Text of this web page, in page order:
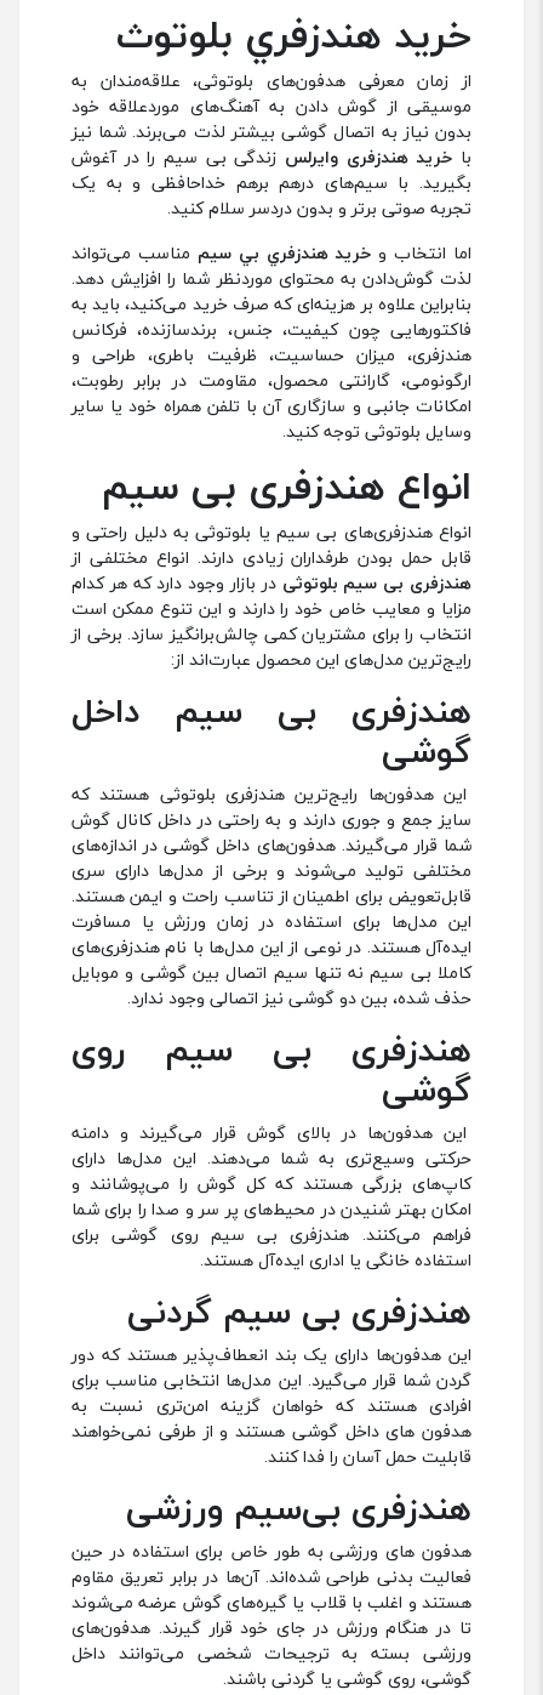
خريد هندزفري بلوتوث
از زمان معرفی هدفون‌های بلوتوثی، علاقه‌مندان به
موسیقی از گوش دادن به آهنگ‌های موردعلاقه خود
بدون نیاز به اتصال گوشی بیشتر لذت می‌برند. شما نیز
با خرید هندزفری وایرلس زندگی بی سیم را در آغوش
بگیرید. با سیم‌های درهم برهم خداحافظی و به یک
تجربه صوتی برتر و بدون دردسر سلام کنید.
اما انتخاب و خريد هندزفري بي سيم مناسب می‌تواند
لذت گوش‌دادن به محتوای موردنظر شما را افزایش دهد.
بنابراین علاوه بر هزینه‌ای که صرف خرید می‌کنید، باید به
فاکتورهایی چون کیفیت، جنس، برندسازنده، فرکانس
هندزفری، میزان حساسیت، ظرفیت باطری، طراحی و
ارگونومی، گارانتی محصول، مقاومت در برابر رطوبت،
امکانات جانبی و سازگاری آن با تلفن همراه خود یا سایر
وسایل بلوتوثی توجه کنید.
انواع هندزفری بی سیم
انواع هندزفری‌های بی سیم یا بلوتوثی به دلیل راحتی و
قابل حمل بودن طرفداران زیادی دارند. انواع مختلفی از
هندزفری بی سیم بلوتوثیدر بازار وجود دارد که هر کدام
مزایا و معایب خاص خود را دارند و این تنوع ممکن است
انتخاب را برای مشتریان کمی چالش‌برانگیز سازد. برخی از
رایج‌ترین مدل‌های این محصول عبارت‌اند از:
هندزفری بی سیم داخل
گوشی
این هدفون‌ها رایج‌ترین هندزفری بلوتوثی هستند که
سایز جمع و جوری دارند و به راحتی در داخل کانال گوش
شما قرار می‌گیرند. هدفون‌های داخل گوشی در اندازه‌های
مختلفی تولید می‌شوند و برخی از مدل‌ها دارای سری
قابل‌تعویض برای اطمینان از تناسب راحت و ایمن هستند.
این مدل‌ها برای استفاده در زمان ورزش یا مسافرت
ایده‌آل هستند. در نوعی از این مدل‌ها با نام هندزفری‌های
کاملا بی سیم نه تنها سیم اتصال بین گوشی و موبایل
حذف شده، بین دو گوشی نیز اتصالی وجود ندارد.
هندزفری بی سیم روی
گوشی
این هدفون‌ها در بالای گوش قرار می‌گیرند و دامنه
حرکتی وسیع‌تری به شما می‌دهند. این مدل‌ها دارای
کاپ‌های بزرگی هستند که کل گوش را می‌پوشانند و
امکان بهتر شنیدن در محیط‌های پر سر و صدا را برای شما
فراهم می‌کنند. هندزفری بی سیم روی گوشی برای
استفاده خانگی یا اداری ایده‌آل هستند.
هندزفری بی سیم گردنی
این هدفون‌ها دارای یک بند انعطاف‌پذیر هستند که دور
گردن شما قرار می‌گیرد. این مدل‌ها انتخابی مناسب برای
افرادی هستند که خواهان گزینه امن‌تری نسبت به
هدفون های داخل گوشی هستند و از طرفی نمی‌خواهند
قابلیت حمل آسان را فدا کنند.
هندزفری بی‌سیم ورزشی
هدفون های ورزشی به طور خاص برای استفاده در حین
فعالیت بدنی طراحی شده‌اند. آن‌ها در برابر تعریق مقاوم
هستند و اغلب با قلاب یا گیره‌های گوش عرضه می‌شوند
تا در هنگام ورزش در جای خود قرار گیرند. هدفون‌های
ورزشی بسته به ترجیحات شخصی می‌توانند داخل
گوشی، روی گوشی یا گردنی باشند.